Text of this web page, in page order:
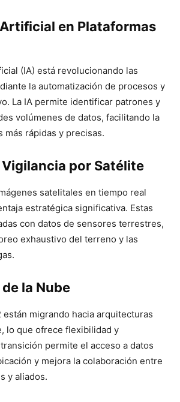
en Plataformas
(IA) está revolucionando las
la automatización de procesos y
La IA permite identificar patrones y
volúmenes de datos, facilitando la
más rápidas y precisas.
por Satélite
satelitales en tiempo real
estratégica significativa. Estas
con datos de sensores terrestres,
exhaustivo del terreno y las
la Nube
están migrando hacia arquitecturas
lo que ofrece flexibilidad y
permite el acceso a datos
y mejora la colaboración entre
y aliados.